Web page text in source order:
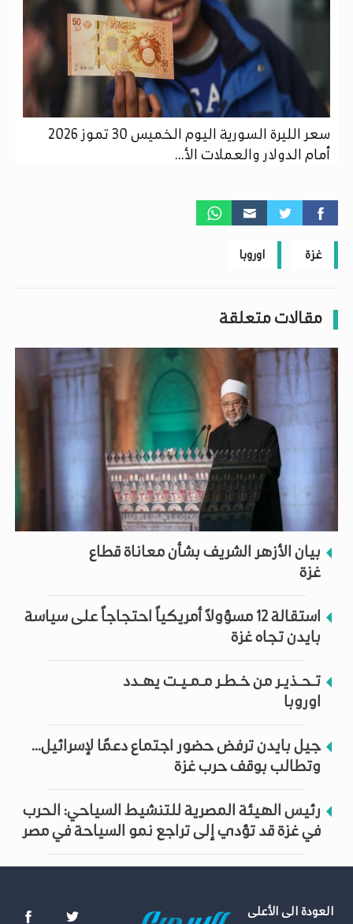
سعر الليرة السورية اليوم الخميس 30 تموز 2026
أمام الدولار والعملات الأ...
غزة اوروبا
مقالات متعلقة
بيان الأزهر الشريف بشأن معاناة قطاع
غزة
استقالة 12 مسؤولاً أمريكياً احتجاجاً على سياسة
بايدن تجاه غزة
تـحـذيـر من خـطـر مـمـيـت يهـدد
اوروبا
جيل بايدن ترفض حضور اجتماع دعمًا لإسرائيل...
وتطالب بوقف حرب غزة
رئيس الهيئة المصرية للتنشيط السياحي: الحرب
في غزة قد تؤدي إلى تراجع نمو السياحة في مصر
العودة الى الأعلى